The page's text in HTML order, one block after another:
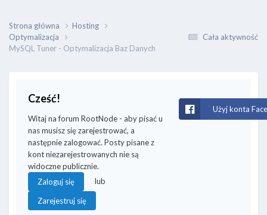
Cała aktywność
Strona główna
Hosting
Optymalizacja
MySQL Tuner - Optymalizacja Baz Danych
Cześć!
Witaj na forum RootNode - aby pisać u
nas musisz się zarejestrować, a
następnie zalogować. Posty pisane z
kont niezarejestrowanych nie są
widoczne publicznie.
Zaloguj się
lub
Zarejestruj się
Użyj konta